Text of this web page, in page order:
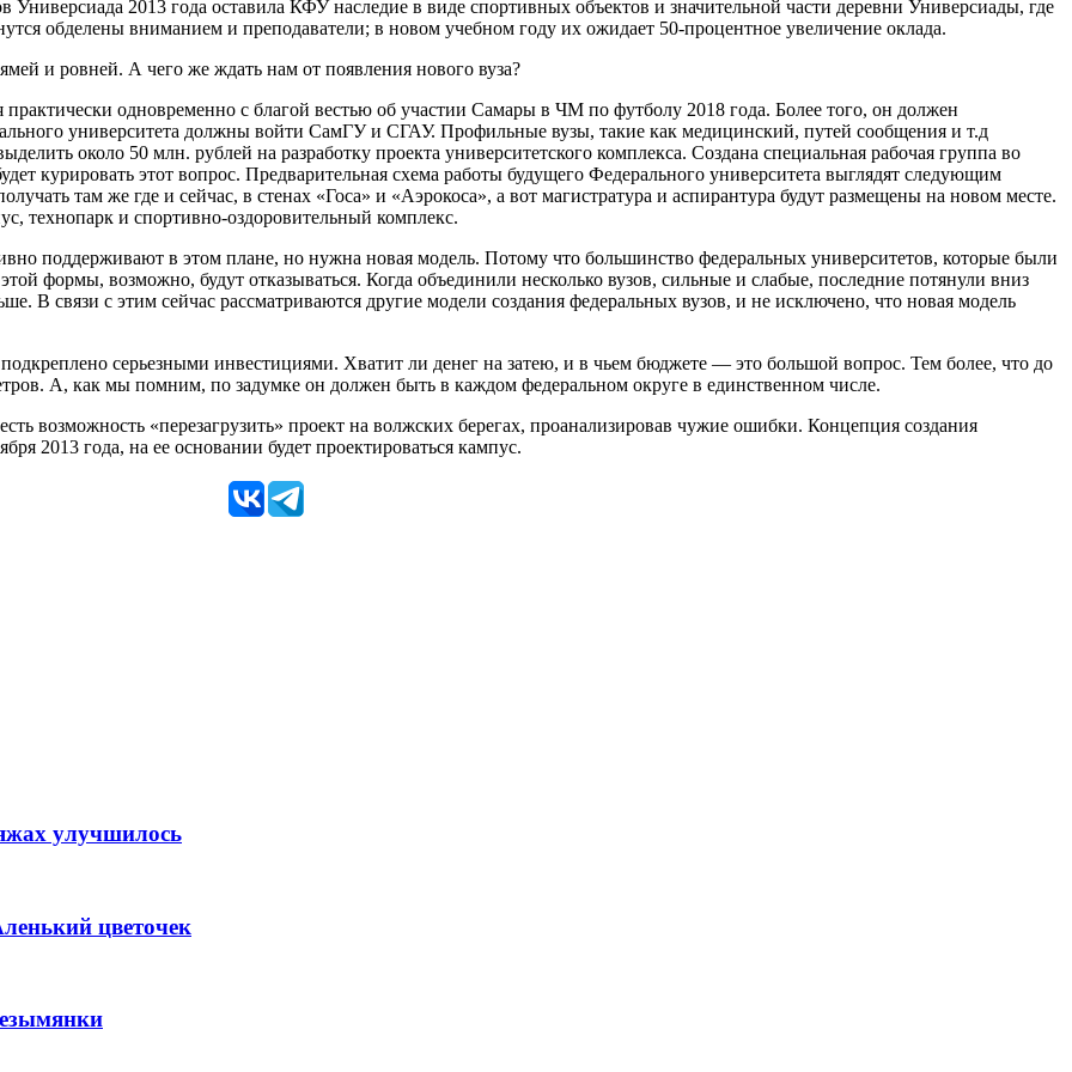
2013 года оставила КФУ наследие в виде спортивных объектов и значительной части деревни Универсиады, где
обделены вниманием и преподаватели; в новом учебном году их ожидает 50-процентное увеличение оклада.
и ровней. А чего же ждать нам от появления нового вуза?
практически одновременно с благой вестью об участии Самары в ЧМ по футболу 2018 года. Более того, он должен
университета должны войти СамГУ и СГАУ. Профильные вузы, такие как медицинский, путей сообщения и т.д
около 50 млн. рублей на разработку проекта университетского комплекса. Создана специальная рабочая группа во
курировать этот вопрос. Предварительная схема работы будущего Федерального университета выглядят следующим
там же где и сейчас, в стенах «Госа» и «Аэрокоса», а вот магистратура и аспирантура будут размещены на новом месте.
технопарк и спортивно-оздоровительный комплекс.
поддерживают в этом плане, но нужна новая модель. Потому что большинство федеральных университетов, которые были
формы, возможно, будут отказываться. Когда объединили несколько вузов, сильные и слабые, последние потянули вниз
В связи с этим сейчас рассматриваются другие модели создания федеральных вузов, и не исключено, что новая модель
серьезными инвестициями. Хватит ли денег на затею, и в чьем бюджете — это большой вопрос. Тем более, что до
А, как мы помним, по задумке он должен быть в каждом федеральном округе в единственном числе.
возможность «перезагрузить» проект на волжских берегах, проанализировав чужие ошибки. Концепция создания
2013 года, на ее основании будет проектироваться кампус.
улучшилось
цветочек